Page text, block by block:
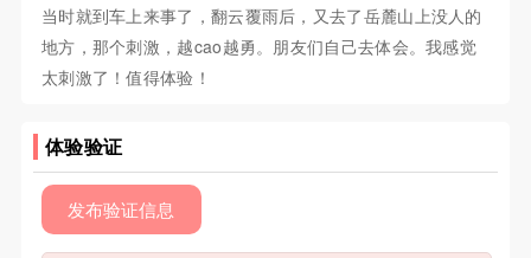
当时就到车上来事了，翻云覆雨后，又去了岳麓山上没人的
地方，那个刺激，越cao越勇。朋友们自己去体会。我感觉
太刺激了！值得体验！
体验验证
发布验证信息